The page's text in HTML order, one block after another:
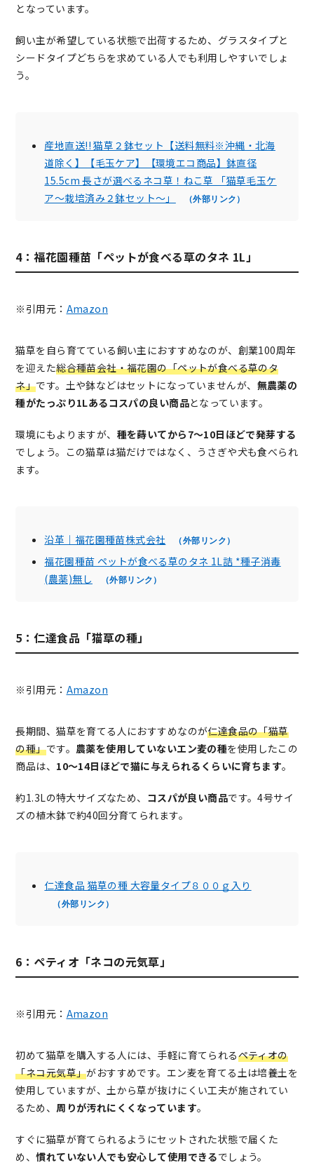
となっています。
飼い主が希望している状態で出荷するため、グラスタイプと
シードタイプどちらを求めている人でも利用しやすいでしょ
う。
産地直送!! 猫草２鉢セット【送料無料※沖縄・北海
道除く】【毛玉ケア】【環境エコ商品】鉢直径
15.5cm 長さが選べるネコ草！ねこ草 「猫草毛玉ケ
ア～栽培済み２鉢セット～」
（外部リンク）
4：福花園種苗「ペットが食べる草のタネ 1L」
※引用元： Amazon
猫草を自ら育てている飼い主におすすめなのが、創業100周年
を迎えた総合種苗会社・福花園の「ペットが食べる草のタ
ネ」です。土や鉢などはセットになっていませんが、 無農薬の
種がたっぷり1Lあるコスパの良い商品となっています。
環境にもよりますが、 種を蒔いてから7～10日ほどで発芽する
でしょう。この猫草は猫だけではなく、うさぎや犬も食べられ
ます。
沿革｜福花園種苗株式会社 （外部リンク）
福花園種苗 ペットが食べる草のタネ 1L詰 *種子消毒
(農薬)無し
（外部リンク）
5：仁達食品「猫草の種」
※引用元： Amazon
長期間、猫草を育てる人におすすめなのが仁達食品の「猫草
の種」です。 農薬を使用していないエン麦の種を使用したこの
商品は、 10～14日ほどで猫に与えられるくらいに育ちます。
約1.3Lの特大サイズなため、 コスパが良い商品です。4号サイ
ズの植木鉢で約40回分育てられます。
仁達食品 猫草の種 大容量タイプ８００ｇ入り
（外部リンク）
6：ペティオ「ネコの元気草」
※引用元： Amazon
初めて猫草を購入する人には、手軽に育てられるペティオの
「ネコ元気草」がおすすめです。エン麦を育てる土は培養土を
使用していますが、土から草が抜けにくい工夫が施されてい
るため、周りが汚れにくくなっています。
すぐに猫草が育てられるようにセットされた状態で届くた
め、慣れていない人でも安心して使用できるでしょう。